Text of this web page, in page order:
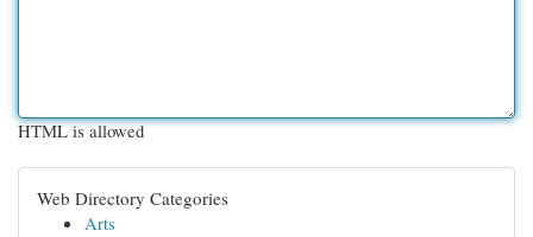
HTML is allowed
Web Directory Categories
Arts